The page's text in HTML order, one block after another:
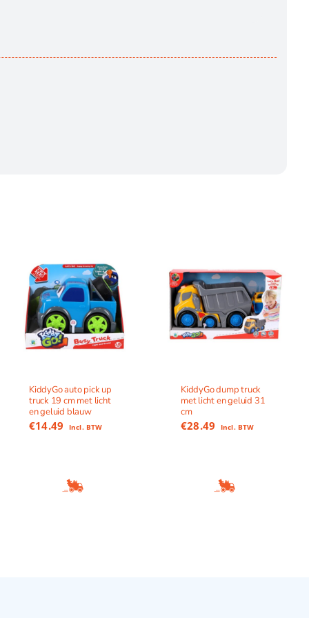
KiddyGo auto pick up
truck 19 cm met licht
en geluid blauw
€14.49 Incl. BTW
KiddyGo dump truck
met licht en geluid 31
cm
€28.49 Incl. BTW